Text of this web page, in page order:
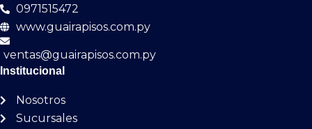
0971515472
www.guairapisos.com.py
ventas@guairapisos.com.py
Institucional
Nosotros
Sucursales